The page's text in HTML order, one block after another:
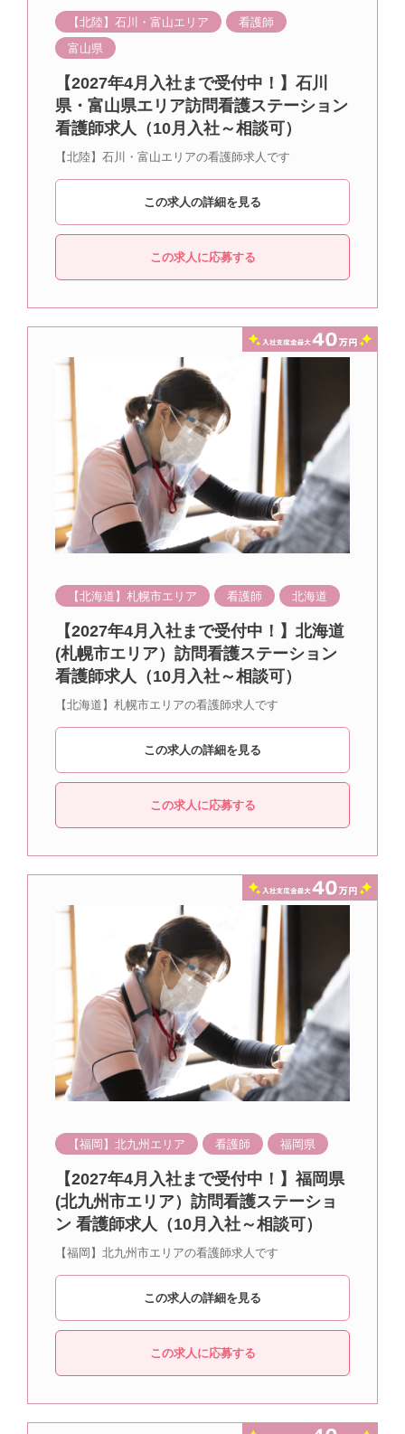
【北陸】石川・富山エリア
看護師
富山県
【2027年4月入社まで受付中！】石川
県・富山県エリア訪問看護ステーション
看護師求人（10月入社～相談可）
【北陸】石川・富山エリアの看護師求人です
この求人の詳細を見る
この求人に応募する
【北海道】札幌市エリア 看護師 北海道
【2027年4月入社まで受付中！】北海道
(札幌市エリア）訪問看護ステーション
看護師求人（10月入社～相談可）
【北海道】札幌市エリアの看護師求人です
この求人の詳細を見る
この求人に応募する
【福岡】北九州エリア 看護師 福岡県
【2027年4月入社まで受付中！】福岡県
(北九州市エリア）訪問看護ステーショ
ン 看護師求人（10月入社～相談可）
【福岡】北九州市エリアの看護師求人です
この求人の詳細を見る
この求人に応募する